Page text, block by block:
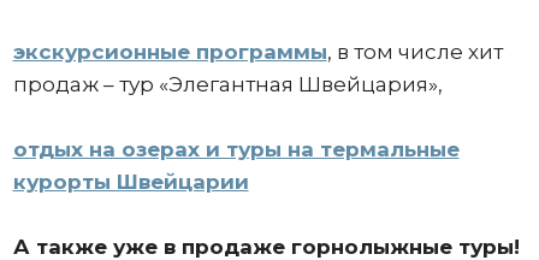
экскурсионные программы, в том числе хит
продаж – тур «Элегантная Швейцария»,
отдых на озерах и туры на термальные
курорты Швейцарии
А также уже в продаже горнолыжные туры!